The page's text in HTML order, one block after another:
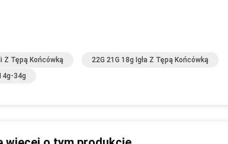
Z Tępą Końcówką
22G 21G 18g Igła Z Tępą Końcówką
34g